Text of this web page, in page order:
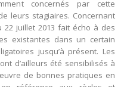
concernés par cette
leurs stagiaires. Concernant
juillet 2013 fait écho à des
existantes dans un certain
jusqu’à présent. Les
d’ailleurs été sensibilisés à
de bonnes pratiques en